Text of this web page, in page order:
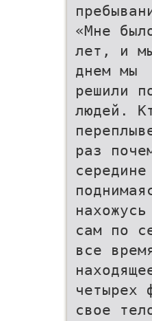
«Мне
лет, и
днем мы
решили
людей.
раз
сам по
все
четырех
свое